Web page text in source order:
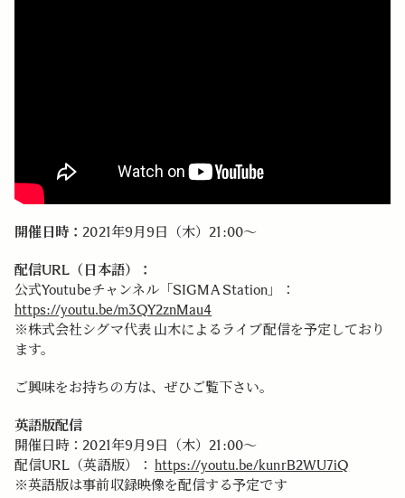
開催日時： 2021年9月9日（木）21:00～
配信URL（日本語）：
公式Youtubeチャンネル「SIGMA Station」：
https://youtu.be/m3QY2znMau4
※株式会社シグマ代表 山木によるライブ配信を予定しており
ます。
ご興味をお持ちの方は、ぜひご覧下さい。
英語版配信
開催日時：2021年9月9日（木）21:00～
配信URL（英語版）： https://youtu.be/kunrB2WU7iQ
※英語版は事前収録映像を配信する予定です